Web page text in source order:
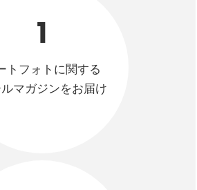
1
トフォトに関する
マガジンをお届け